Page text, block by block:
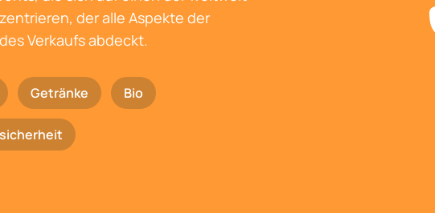
der alle Aspekte der
Verkaufs abdeckt.
Getränke Bio